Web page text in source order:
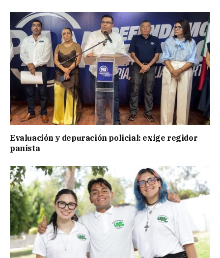
Evaluación y depuración policial: exige regidor
panista